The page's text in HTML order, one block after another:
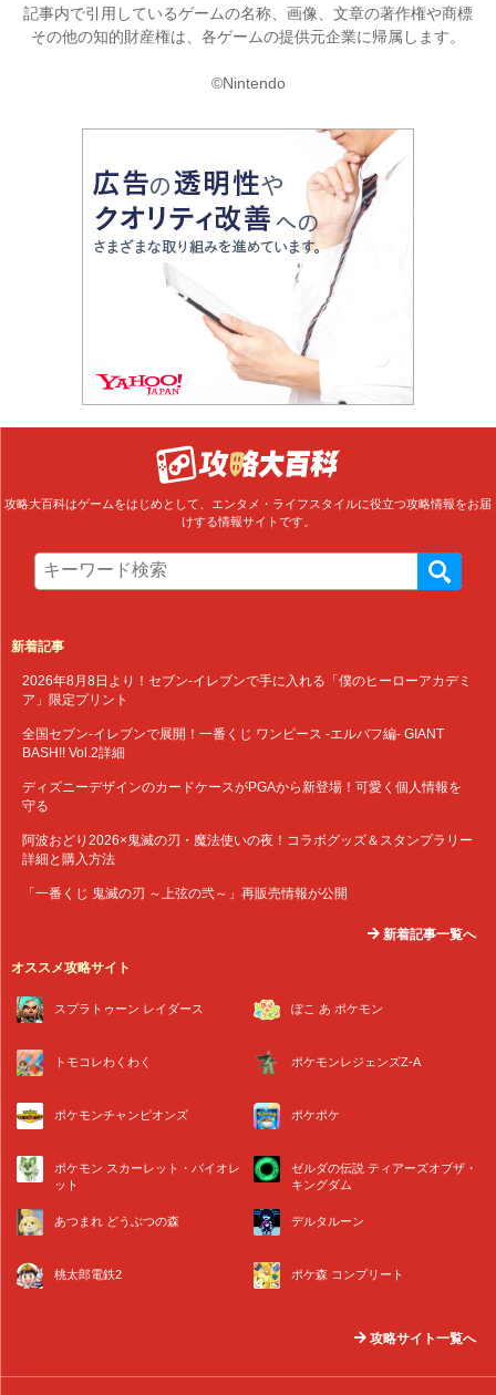
記事内で引用しているゲームの名称、画像、文章の著作権や商標
その他の知的財産権は、各ゲームの提供元企業に帰属します。
©Nintendo
攻略大百科はゲームをはじめとして、エンタメ・ライフスタイルに役立つ攻略情報をお届
けする情報サイトです。
新着記事
2026年8月8日より！セブン‐イレブンで手に入れる「僕のヒーローアカデミ
ア」限定プリント
全国セブン‐イレブンで展開！一番くじ ワンピース -エルバフ編- GIANT
BASH!! Vol.2詳細
ディズニーデザインのカードケースがPGAから新登場！可愛く個人情報を
守る
阿波おどり2026×鬼滅の刃・魔法使いの夜！コラボグッズ＆スタンプラリー
詳細と購入方法
「一番くじ 鬼滅の刃 ～上弦の弐～」再販売情報が公開
新着記事一覧へ
オススメ攻略サイト
スプラトゥーン レイダース ぽこ あ ポケモン
トモコレわくわく ポケモンレジェンズZ-A
ポケモンチャンピオンズ ポケポケ
ポケモン スカーレット・バイオレ
ット
ゼルダの伝説 ティアーズオブザ・
キングダム
あつまれ どうぶつの森 デルタルーン
桃太郎電鉄2 ポケ森 コンプリート
攻略サイト一覧へ